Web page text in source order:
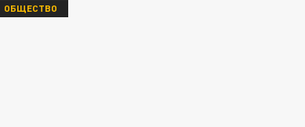
ОБЩЕСТВО